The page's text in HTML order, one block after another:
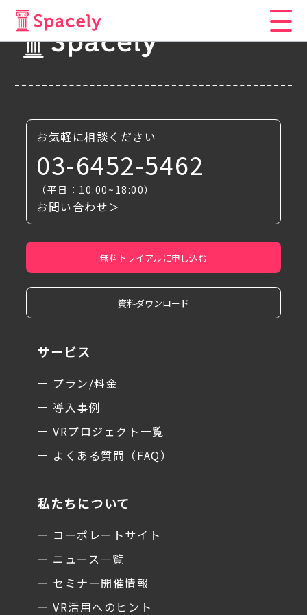
お気軽に相談ください
03-6452-5462
（平日：10:00~18:00）
お問い合わせ＞
無料トライアルに申し込む
資料ダウンロード
サービス
ー プラン/料金
ー 導入事例
ー VRプロジェクト一覧
ー よくある質問（FAQ）
私たちについて
ー コーポレートサイト
ー ニュース一覧
ー セミナー開催情報
ー VR活用へのヒント